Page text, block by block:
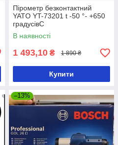
Пірометр безконтактний
YATO YT-73201 t -50 °- +650
градусівC
В наявності
1 493,10 ₴ 1 890 ₴
Купити
–13%